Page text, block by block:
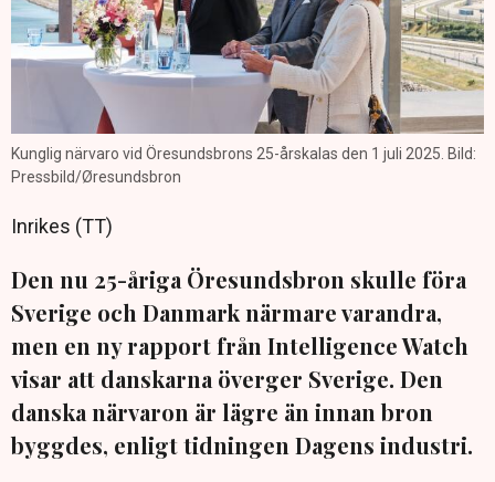
Kunglig närvaro vid Öresundsbrons 25-årskalas den 1 juli 2025. Bild:
Pressbild/Øresundsbron
Inrikes (TT)
Den nu 25-åriga Öresundsbron skulle föra
Sverige och Danmark närmare varandra,
men en ny rapport från Intelligence Watch
visar att danskarna överger Sverige. Den
danska närvaron är lägre än innan bron
byggdes, enligt tidningen Dagens industri.